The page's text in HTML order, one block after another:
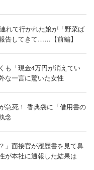
れて行かれた娘が「野菜ば
告してきて……【前編】
も「現金4万円が消えてい
一言に驚いた女性
急死！ 香典袋に「借用書の
念
」面接官が履歴書を見て鼻
本社に通報した結果は